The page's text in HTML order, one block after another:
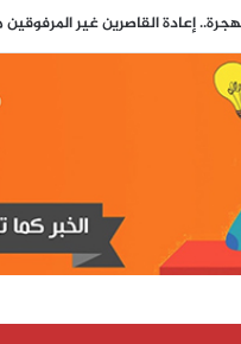
الضوء على دور جزائري في